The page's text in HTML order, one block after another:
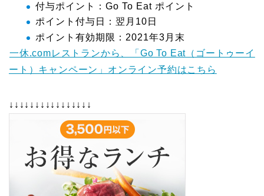
付与ポイント：Go To Eat ポイント
ポイント付与日：翌月10日
ポイント有効期限：2021年3月末
一休.comレストランから、「Go To Eat（ゴートゥーイ
ート）キャンペーン」オンライン予約はこちら
↓↓↓↓↓↓↓↓↓↓↓↓↓↓↓↓